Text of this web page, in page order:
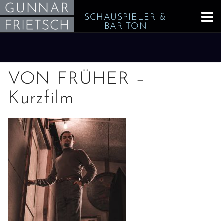
Skip
to
content
SCHAUSPIELER &
BARITON
VON FRÜHER –
Kurzfilm